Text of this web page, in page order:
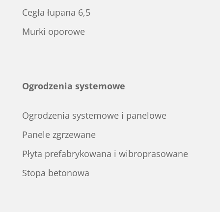
Cegła łupana 6,5
Murki oporowe
Ogrodzenia systemowe
Ogrodzenia systemowe i panelowe
Panele zgrzewane
Płyta prefabrykowana i wibroprasowane
Stopa betonowa